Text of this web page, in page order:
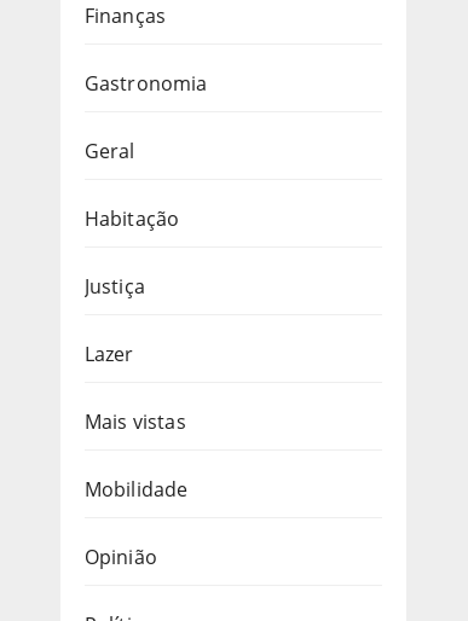
Finanças
Gastronomia
Geral
Habitação
Justiça
Lazer
Mais vistas
Mobilidade
Opinião